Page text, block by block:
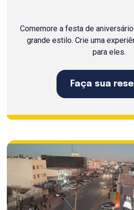
Comemore a festa de
grande estilo. Crie uma
para eles.
Faça sua